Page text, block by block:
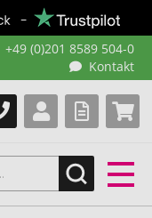
+49 (0)201 8589 504-0
Kontakt